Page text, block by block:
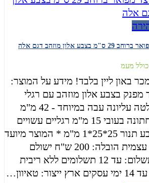
בצבע אלון מוזהב דגם אלה
כולל מעמ
באון ליין בלבד! מידע על המוצר:
מפנק בצבע אלון מוזהב עם רגלי
מתכת פלטה עליונה עבה במיוחד - 42 מ"מ
פלטה תחתונה בעובי 15 מ"מ רגליים עשויים
מתכת צבע תנור 25*25*1 מ"מ * המוצר מיועד
להרכבה עצמית הובלה: 200 ש"ח ישולם
למוביל תשלום: עד 12 תשלומים ללא ריבית
טאיוון…